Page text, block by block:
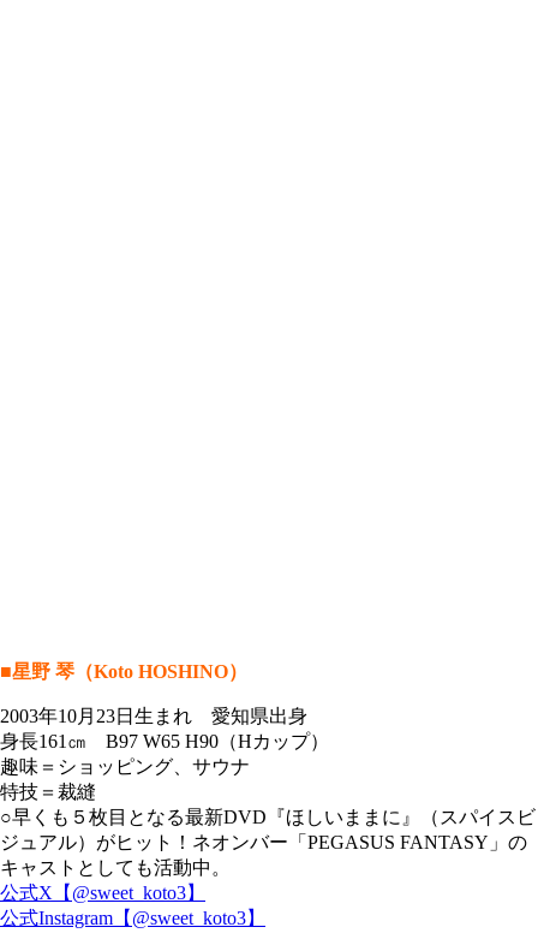
■星野 琴（Koto HOSHINO）
2003年10月23日生まれ 愛知県出身
身長161㎝ B97 W65 H90（Hカップ）
趣味＝ショッピング、サウナ
特技＝裁縫
○早くも５枚目となる最新DVD『ほしいままに』（スパイスビ
ジュアル）がヒット！ネオンバー「PEGASUS FANTASY」の
キャストとしても活動中。
公式X【@sweet_koto3】
公式Instagram【@sweet_koto3】